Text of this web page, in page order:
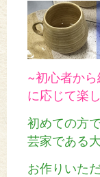
~初心者か
に応じて楽
初めての方
芸家である
お作りいた